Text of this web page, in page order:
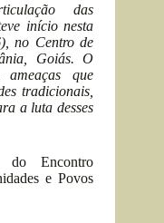
das
início nesta
no Centro de
Goiás. O
que
tradicionais,
a luta desses
do Encontro
e Povos